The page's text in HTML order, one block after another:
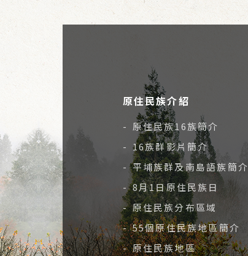
原住民族介紹
- 原住民族16族簡介
- 16族群影片簡介
- 平埔族群及南島語族簡介
- 8月1日原住民族日
- 原住民族分布區域
- 55個原住民族地區簡介
- 原住民族地區